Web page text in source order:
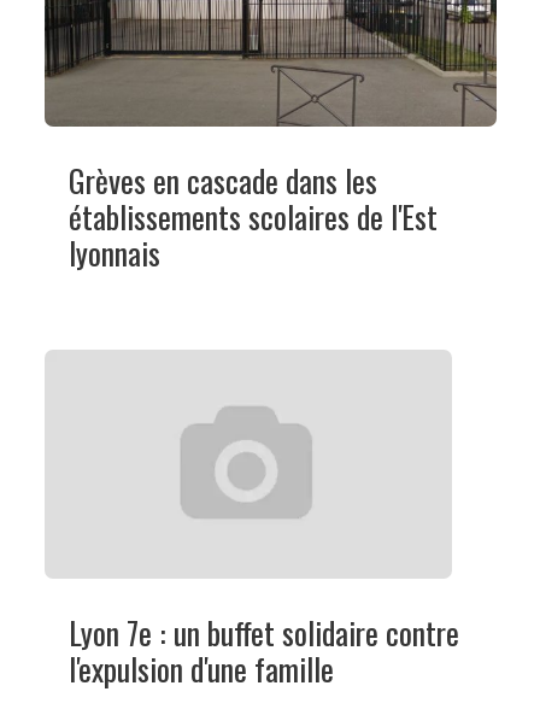
Grèves en cascade dans les
établissements scolaires de l'Est
lyonnais
Lyon 7e : un buffet solidaire contre
l'expulsion d'une famille